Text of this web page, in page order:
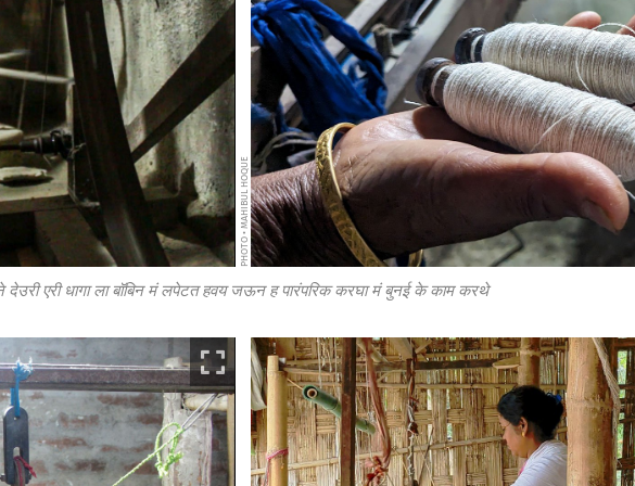
PHOTO • MAHIBUL HOQUE
देउरी एरी धागा ला बॉबिन मं लपेटत हवय जऊन ह पारंपरिक करघा मं बुनई के काम करथे